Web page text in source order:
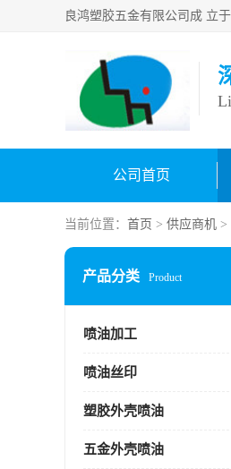
公司首页
当前位置： 首页 > 供应商机 >
产品分类 Product
喷油加工
喷油丝印
塑胶外壳喷油
五金外壳喷油